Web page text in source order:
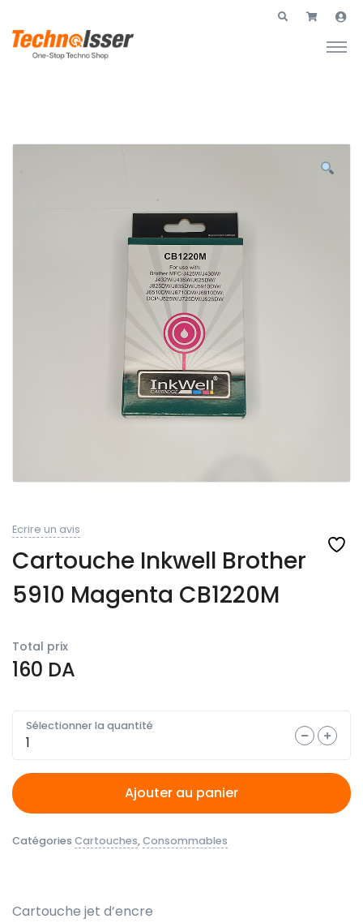
Ecrire un avis
Cartouche Inkwell Brother
5910 Magenta CB1220M
Total prix
160 DA
Sélectionner la quantité
Quantité
Ajouter au panier
Catégories Cartouches,Consommables
Cartouche jet d’encre